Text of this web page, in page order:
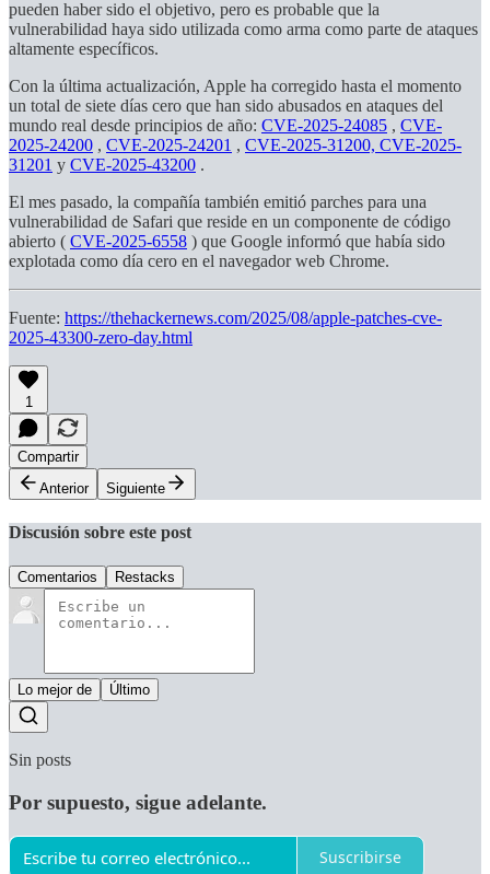
pueden haber sido el objetivo, pero es probable que la
vulnerabilidad haya sido utilizada como arma como parte de ataques
altamente específicos.
Con la última actualización, Apple ha corregido hasta el momento
un total de siete días cero que han sido abusados ​​en ataques del
mundo real desde principios de año: CVE-2025-24085 , CVE-
2025-24200 , CVE-2025-24201 , CVE-2025-31200, CVE-2025-
31201 y CVE-2025-43200 .
El mes pasado, la compañía también emitió parches para una
vulnerabilidad de Safari que reside en un componente de código
abierto ( CVE-2025-6558 ) que Google informó que había sido
explotada como día cero en el navegador web Chrome.
Fuente: https://thehackernews.com/2025/08/apple-patches-cve-
2025-43300-zero-day.html
1
Compartir
Anterior
Siguiente
Discusión sobre este post
Comentarios Restacks
Lo mejor de Último
Sin posts
Por supuesto, sigue adelante.
Suscribirse